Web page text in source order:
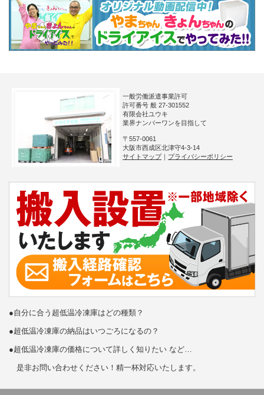
一般労働派遣事業許可
許可番号 般 27-301552
有限会社ユウキ
業界ナンバーワンを目指して
〒557-0061
大阪市西成区北津守4-3-14
サイトマップ
プライバシーポリシー
●自分に合う超低温冷凍庫はどの種類？
●超低温冷凍庫の納品はいつごろになるの？
●超低温冷凍庫の価格について詳しく知りたい など…
是非お問い合わせください！精一杯対応いたします。